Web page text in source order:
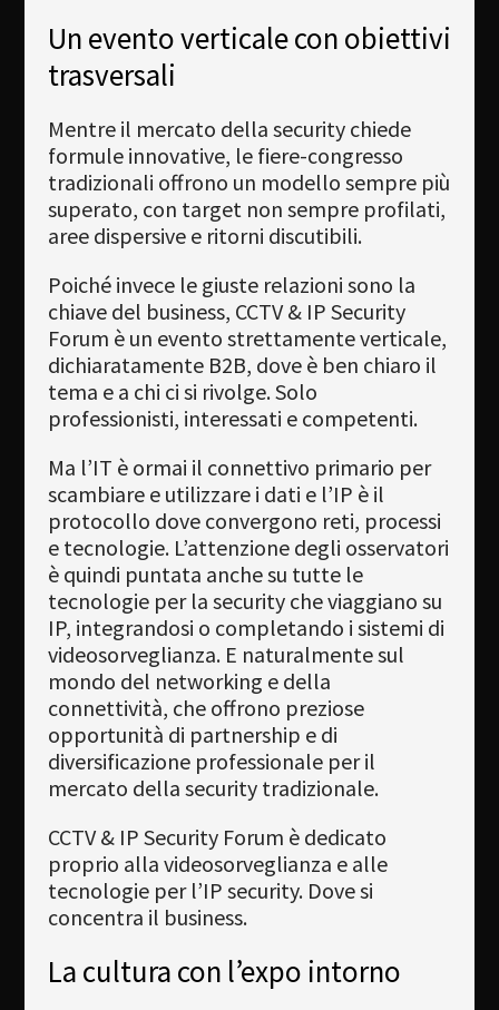
Un evento verticale con obiettivi
trasversali
Mentre il mercato della security chiede
formule innovative, le fiere-congresso
tradizionali offrono un modello sempre più
superato, con target non sempre profilati,
aree dispersive e ritorni discutibili.
Poiché invece le giuste relazioni sono la
chiave del business, CCTV & IP Security
Forum è un evento strettamente verticale,
dichiaratamente B2B, dove è ben chiaro il
tema e a chi ci si rivolge. Solo
professionisti, interessati e competenti.
Ma l’IT è ormai il connettivo primario per
scambiare e utilizzare i dati e l’IP è il
protocollo dove convergono reti, processi
e tecnologie. L’attenzione degli osservatori
è quindi puntata anche su tutte le
tecnologie per la security che viaggiano su
IP, integrandosi o completando i sistemi di
videosorveglianza. E naturalmente sul
mondo del networking e della
connettività, che offrono preziose
opportunità di partnership e di
diversificazione professionale per il
mercato della security tradizionale.
CCTV & IP Security Forum è dedicato
proprio alla videosorveglianza e alle
tecnologie per l’IP security. Dove si
concentra il business.
La cultura con l’expo intorno